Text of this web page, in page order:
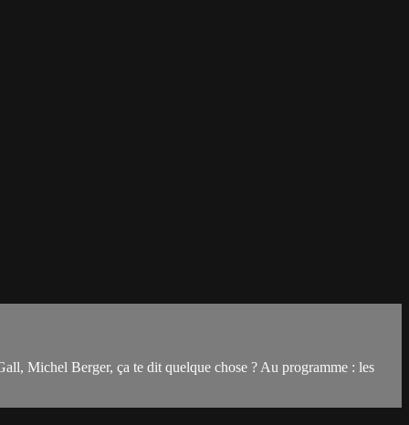
Michel Berger, ça te dit quelque chose ? Au programme : les